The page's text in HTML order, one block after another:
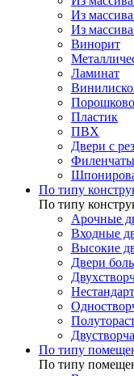
Из
Из
Винорит
Ламинат
Пластик
ПВХ
Двери с
По типу
По типу
Арочные
Входные
Высокие
Двери
По типу
По типу